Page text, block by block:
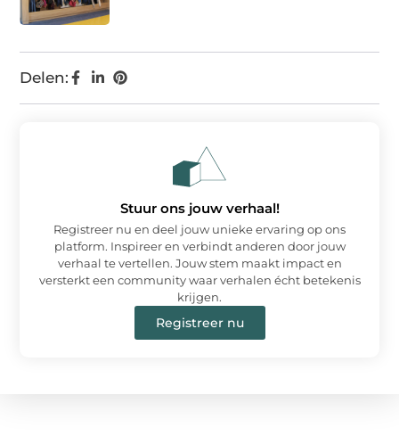
Delen:
Stuur ons jouw verhaal!
Registreer nu en deel jouw unieke ervaring op ons
platform. Inspireer en verbindt anderen door jouw
verhaal te vertellen. Jouw stem maakt impact en
versterkt een community waar verhalen écht betekenis
krijgen.
Registreer nu